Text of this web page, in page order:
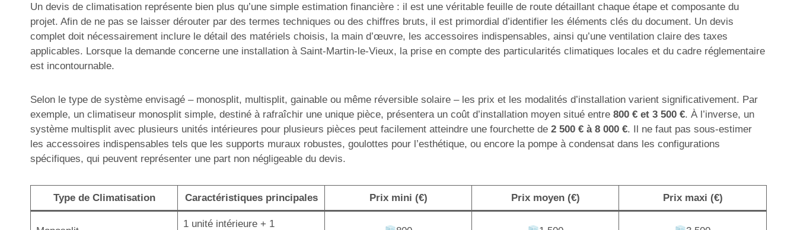
Un devis de climatisation représente bien plus qu’une simple estimation financière : il est une véritable feuille de route détaillant chaque étape et composante du
projet. Afin de ne pas se laisser dérouter par des termes techniques ou des chiffres bruts, il est primordial d’identifier les éléments clés du document. Un devis
complet doit nécessairement inclure le détail des matériels choisis, la main d’œuvre, les accessoires indispensables, ainsi qu’une ventilation claire des taxes
applicables. Lorsque la demande concerne une installation à Saint-Martin-le-Vieux, la prise en compte des particularités climatiques locales et du cadre réglementaire
est incontournable.
Selon le type de système envisagé – monosplit, multisplit, gainable ou même réversible solaire – les prix et les modalités d’installation varient significativement. Par
exemple, un climatiseur monosplit simple, destiné à rafraîchir une unique pièce, présentera un coût d’installation moyen situé entre 800 € et 3 500 €. À l’inverse, un
système multisplit avec plusieurs unités intérieures pour plusieurs pièces peut facilement atteindre une fourchette de 2 500 € à 8 000 €. Il ne faut pas sous-estimer
les accessoires indispensables tels que les supports muraux robustes, goulottes pour l’esthétique, ou encore la pompe à condensat dans les configurations
spécifiques, qui peuvent représenter une part non négligeable du devis.
Type de Climatisation Caractéristiques principales Prix mini (€) Prix moyen (€) Prix maxi (€)
1 unité intérieure + 1